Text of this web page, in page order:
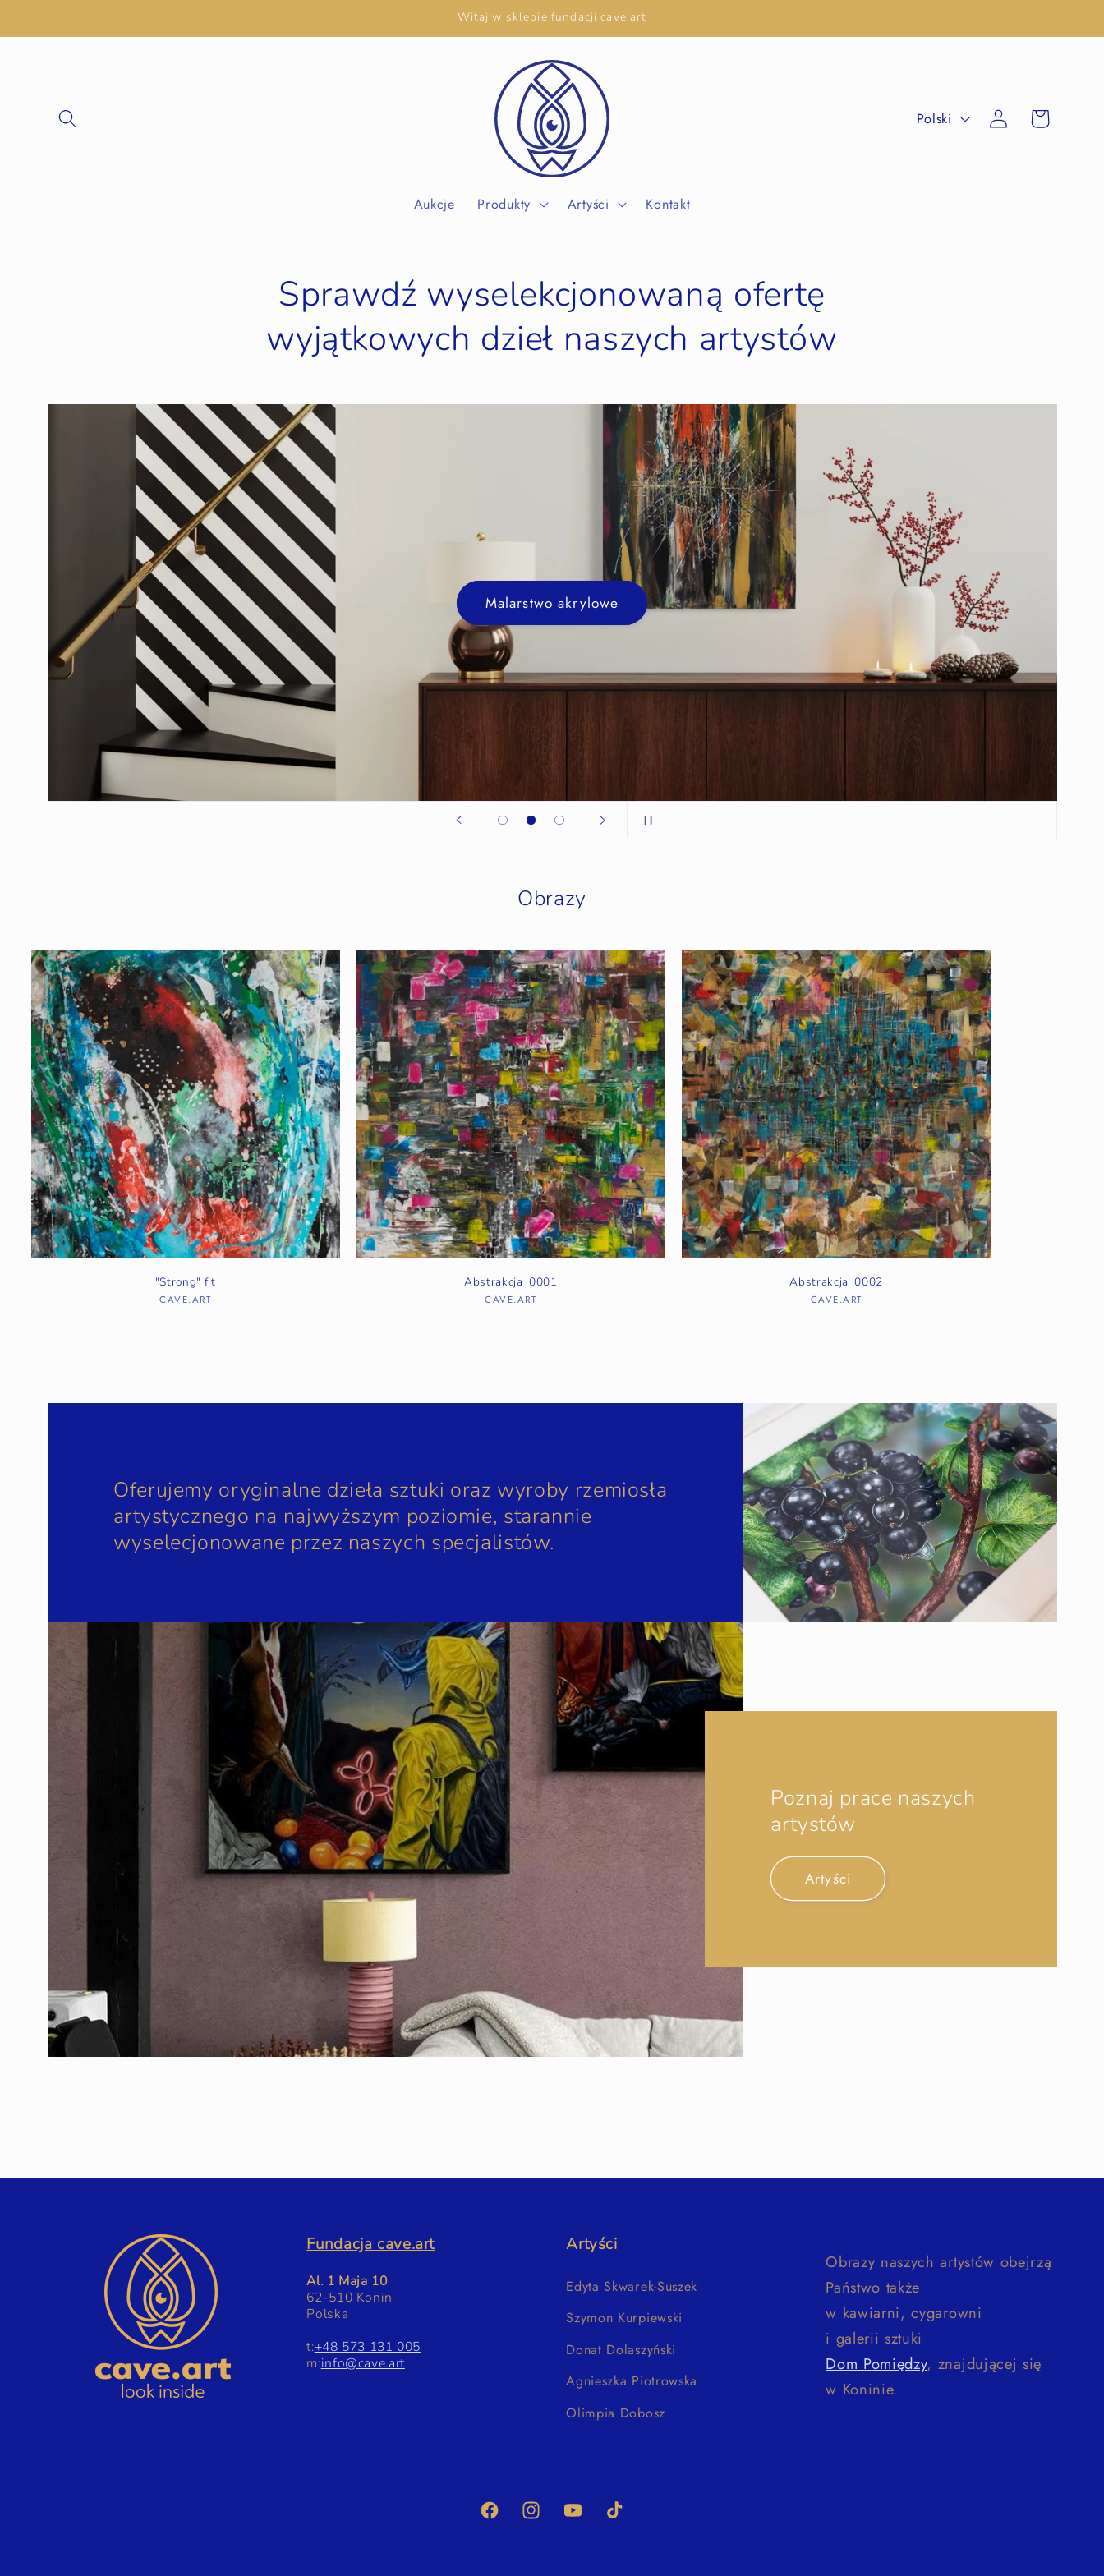
Witaj w sklepie fundacji cave.art
Aukcje Produkty Artyści Kontakt
Polski
Zaloguj
się
Koszyk
Sprawdź wyselekcjonowaną ofertę
wyjątkowych dzieł naszych artystów
Malarstwo olejne
Obrazy
"Strong" fit
CAVE.ART
Abstrakcja_0001
CAVE.ART
Abstrakcja_0002
CAVE.ART
Oferujemy oryginalne dzieła sztuki oraz wyroby rzemiosła
artystycznego na najwyższym poziomie, starannie
wyselecjonowane przez naszych specjalistów.
Poznaj prace naszych
artystów
Artyści
Fundacja cave.art
Al. 1 Maja 10
62-510 Konin
Polska
t:+48 573 131 005
m:info@cave.art
Artyści
Edyta Skwarek-Suszek
Szymon Kurpiewski
Donat Dolaszyński
Agnieszka Piotrowska
Olimpia Dobosz
Obrazy naszych artystów obejrzą
Państwo także
w kawiarni, cygarowni
i galerii sztuki
Dom Pomiędzy, znajdującej się
w Koninie.